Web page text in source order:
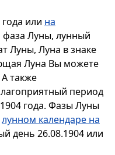
года или на
фаза Луны, лунный
Луны, Луна в знаке
Луна Вы можете
также
период
года. Фазы Луны
лунном календаре на
день 26.08.1904 или